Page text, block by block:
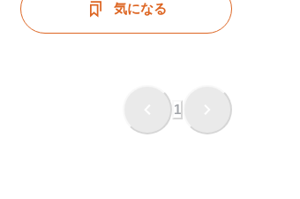
気になる
1